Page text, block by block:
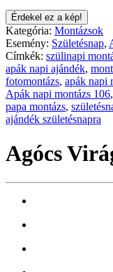
Érdekel ez a kép!
Kategória: Montázsok
Esemény: Születésnap,
Címkék: szülinapi
apák napi ajándék,
fotomontázs, apák napi
Apák napi montázs 106,
papa montázs,
ajándék születésnapra
Agócs